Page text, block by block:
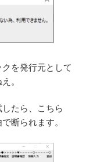
を発行元として
。
たら、こちら
断られます。